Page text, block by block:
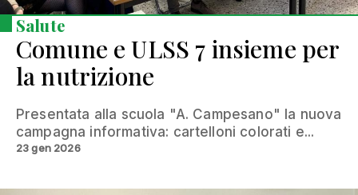
Salute
Comune e ULSS 7 insieme per
la nutrizione
Presentata alla scuola "A. Campesano" la nuova
campagna informativa: cartelloni colorati e...
23 gen 2026